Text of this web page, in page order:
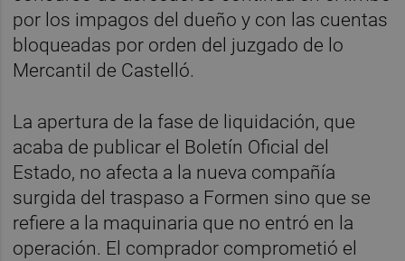
por los impagos del dueño y con las cuentas
bloqueadas por orden del juzgado de lo
Mercantil de Castelló.
La apertura de la fase de liquidación, que
acaba de publicar el Boletín Oficial del
Estado, no afecta a la nueva compañía
surgida del traspaso a Formen sino que se
refiere a la maquinaria que no entró en la
operación. El comprador comprometió el